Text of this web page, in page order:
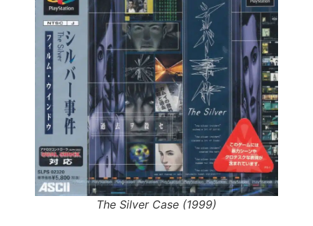
The Silver Case (1999)